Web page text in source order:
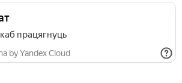
працягнуць
by Yandex Cloud